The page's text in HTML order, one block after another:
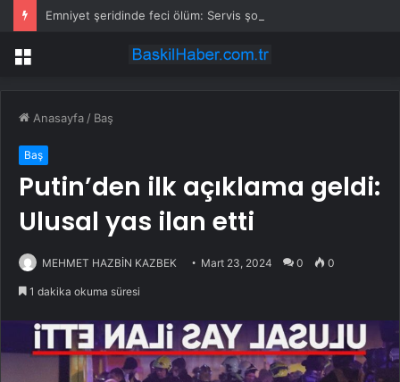
Menü
Anasayfa / Baş
Baş
Putin’den ilk açıklama geldi:
Ulusal yas ilan etti
MEHMET HAZBİN KAZBEK Mart 23, 2024 0 0
1 dakika okuma süresi